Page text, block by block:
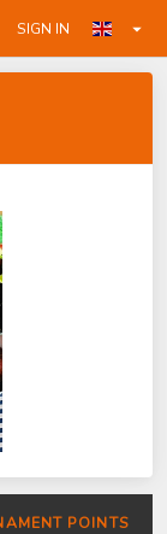
SIGN IN
POINTS